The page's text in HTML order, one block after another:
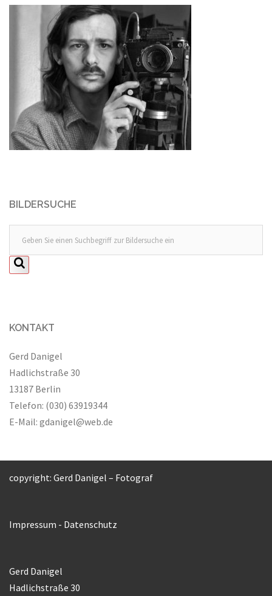
BILDERSUCHE
KONTAKT
Gerd Danigel
Hadlichstraße 30
13187 Berlin
Telefon: (030) 63919344
E-Mail: gdanigel@web.de
copyright: Gerd Danigel – Fotograf
Impressum - Datenschutz
Gerd Danigel
Hadlichstraße 30